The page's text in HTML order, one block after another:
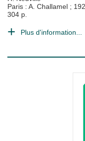
Paris : A. Challamel ;
304 p.
Plus d'information...